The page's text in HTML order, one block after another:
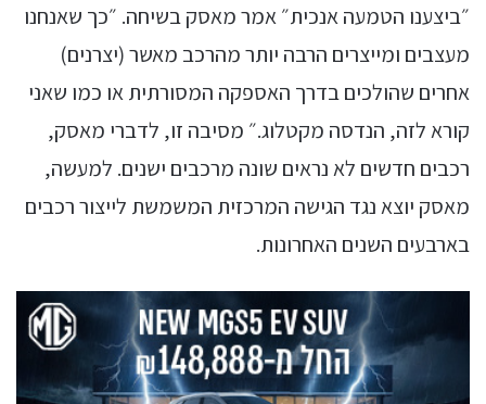
״ביצענו הטמעה אנכית״ אמר מאסק בשיחה. ״כך שאנחנו
מעצבים ומייצרים הרבה יותר מהרכב מאשר (יצרנים)
אחרים שהולכים בדרך האספקה המסורתית או כמו שאני
קורא לזה, הנדסה מקטלוג.״ מסיבה זו, לדברי מאסק,
רכבים חדשים לא נראים שונה מרכבים ישנים. למעשה,
מאסק יוצא נגד הגישה המרכזית המשמשת לייצור רכבים
בארבעים השנים האחרונות.